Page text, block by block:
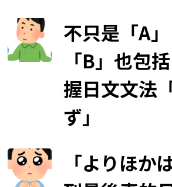
不只是「A
「B」也包
握日文文法
ず」
「よりほか